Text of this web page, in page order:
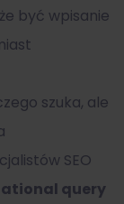
być wpisanie
szuka, ale
SEO
query